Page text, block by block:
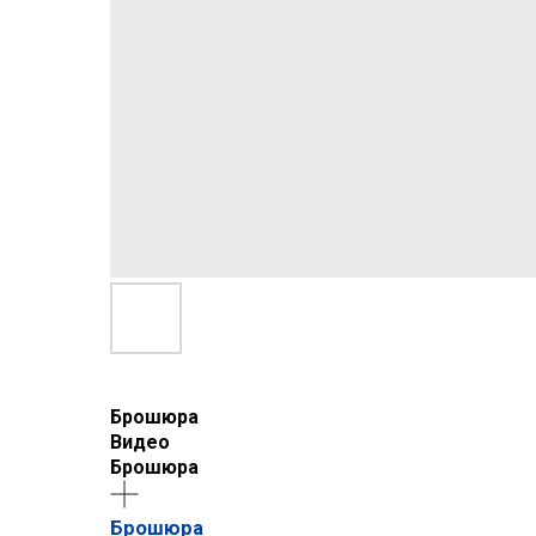
Брошюра
Видео
Брошюра
Брошюра